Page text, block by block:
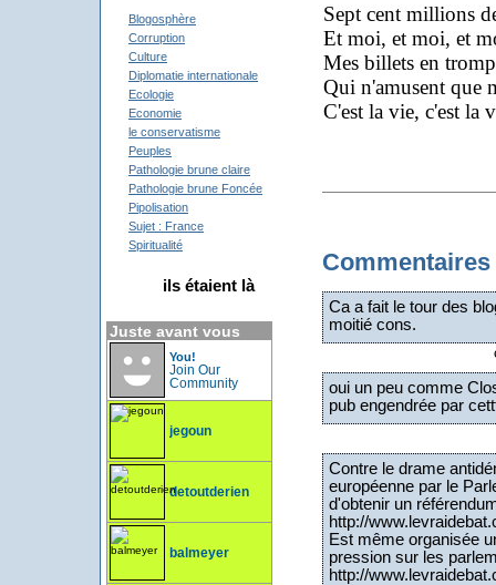
Blogosphère
Corruption
Culture
Diplomatie internationale
Ecologie
Economie
le conservatisme
Peuples
Pathologie brune claire
Pathologie brune Foncée
Pipolisation
Sujet : France
Spiritualité
ils étaient là
Juste avant vous
You!
Join Our
Community
jegoun
detoutderien
balmeyer
Sept cent millions
Et moi, et moi, et
Mes billets en
Qui n'amusent que
C'est la vie, c'est la
Commentaires
Ca a fait le tour des
moitié cons.
oui un peu comme
pub engendrée par
Contre le drame
européenne par le
d'obtenir un
http://
Est même organisée
pression sur les
http://